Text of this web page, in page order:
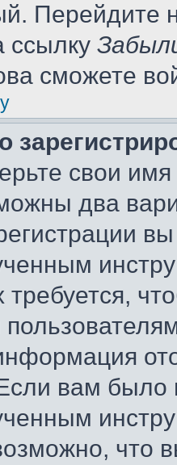
Перейдите
ссылку
сможете
свои
два
требуется,
вам
что